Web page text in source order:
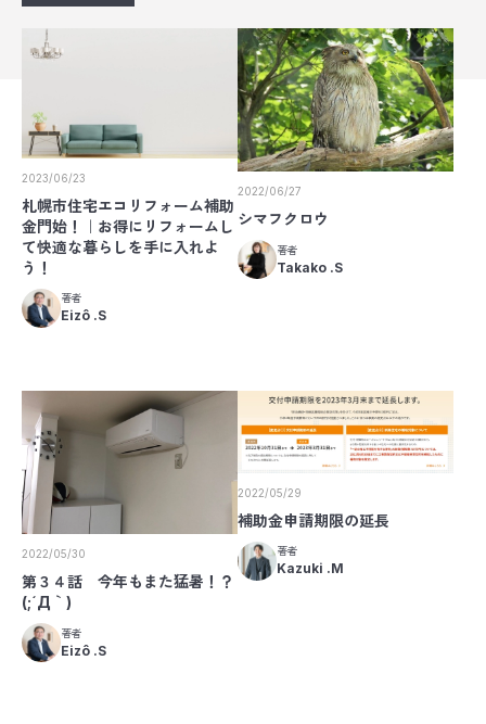
2023/06/23
札幌市住宅エコリフォーム補助
金門始！｜お得にリフォームし
て快適な暮らしを手に入れよ
う！
著者
Eizô .S
2022/06/27
シマフクロウ
著者
Takako .S
2022/05/30
第３４話 今年もまた猛暑！？
(;´Д｀)
著者
Eizô .S
2022/05/29
補助金申請期限の延長
著者
Kazuki .M